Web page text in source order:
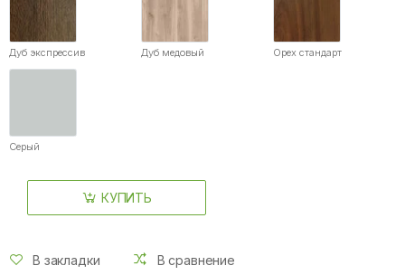
Дуб экспрессив Дуб медовый Орех стандарт
Серый
КУПИТЬ
В закладки В сравнение